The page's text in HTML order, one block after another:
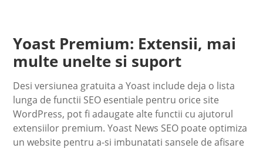
Yoast Premium: Extensii, mai
multe unelte si suport
Desi versiunea gratuita a Yoast include deja o lista
lunga de functii SEO esentiale pentru orice site
WordPress, pot fi adaugate alte functii cu ajutorul
extensiilor premium. Yoast News SEO poate optimiza
un website pentru a-si imbunatati sansele de afisare